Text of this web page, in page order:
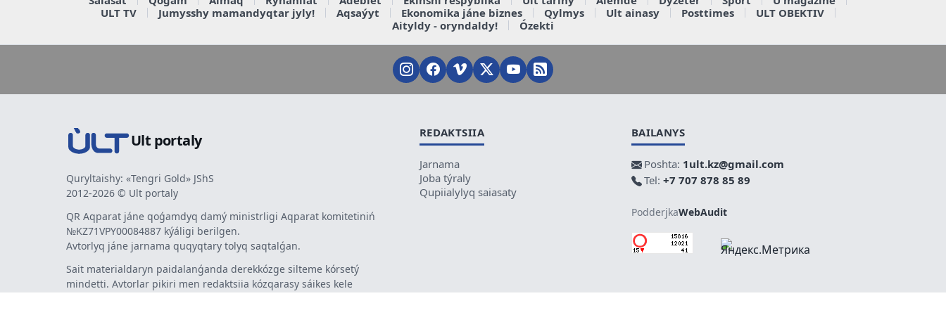
ULT TV
Jumysshy mamandyqtar jyly! Aqsaýyt Ekonomika jáne biznes Qylmys Ult ainasy Posttimes
ULT OBEKTIV
Aityldy - oryndaldy!
Ózekti
Ult portaly
Quryltaishy: «Tengri Gold» JShS
2012-2026 © Ult portaly
QR Aqparat jáne qoǵamdyq damý ministrligi Aqparat komitetiniń
№KZ71VPY00084887 kýáligi berilgen.
Avtorlyq jáne jarnama quqyqtary tolyq saqtalǵan.
Sait materialdaryn paidalanǵanda derekkózge silteme kórsetý
mindetti. Avtorlar pikiri men redaktsiia kózqarasy sáikes kele
REDAKTSIIA
Jarnama
Joba týraly
Qupiialylyq saiasaty
BAILANYS
Poshta: 1ult.kz@gmail.com
Tel: +7 707 878 85 89
PodderjkaWebAudit